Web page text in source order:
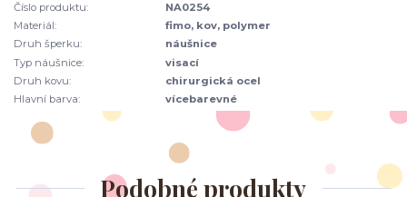
Číslo produktu:
NA0254
Materiál:
fimo, kov, polymer
Druh šperku:
náušnice
Typ náušnice:
visací
Druh kovu:
chirurgická ocel
Hlavní barva:
vícebarevné
Podobné produkty